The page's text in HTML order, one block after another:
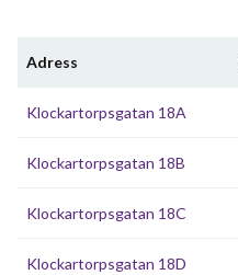
Adress
Klockartorpsgatan 18A
Klockartorpsgatan 18B
Klockartorpsgatan 18C
Klockartorpsgatan 18D